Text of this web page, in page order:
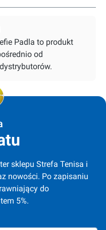
Padla to produkt
od
sklepu Strefa Tenisa i
nowości. Po zapisaniu
do
5%.